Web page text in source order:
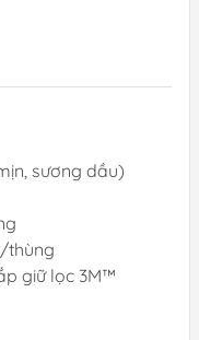
sương dầu)
thùng
giữ lọc 3M™